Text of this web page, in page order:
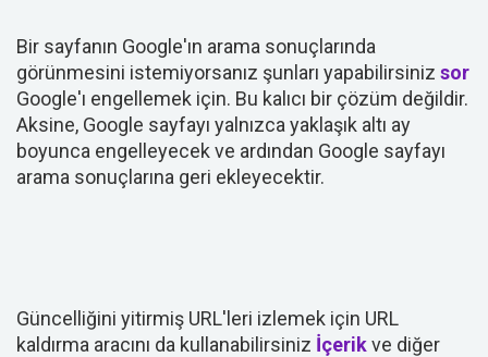
Bir sayfanın Google'ın arama sonuçlarında
görünmesini istemiyorsanız şunları yapabilirsiniz sor
Google'ı engellemek için. Bu kalıcı bir çözüm değildir.
Aksine, Google sayfayı yalnızca yaklaşık altı ay
boyunca engelleyecek ve ardından Google sayfayı
arama sonuçlarına geri ekleyecektir.
Güncelliğini yitirmiş URL'leri izlemek için URL
kaldırma aracını da kullanabilirsiniz İçerikve diğer